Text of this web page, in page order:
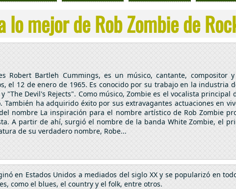
lo mejor de Rob Zombie de
Robert Bartleh Cummings, es un músico, cantante, compositor
el 12 de enero de 1965. Es conocido por su trabajo en la
"The Devil's Rejects". Como músico, Zombie es el vocalista
ha adquirido éxito por sus extravagantes actuaciones en
nombre La inspiración para el nombre artístico de Rob Zombie
A partir de ahí, surgió el nombre de la banda White Zombie, el
de su verdadero nombre, Robe...
en Estados Unidos a mediados del siglo XX y se popularizó en
como el blues, el country y el folk, entre otros.